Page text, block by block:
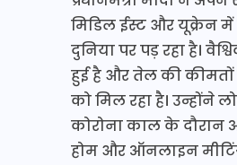
मिडिल ईस्ट और यूक्रेन में
दुनिया पर पड़ रहा है।
हुई है और तेल की
को मिल रहा है। उन्होंने
कोरोना काल के दौरान
होम और ऑनलाइन